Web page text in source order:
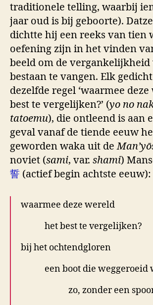
traditionele telling, waarbij
jaar oud is bij geboorte).
dichtte hij een reeks van tien
oefening zijn in het vinden
beeld om de vergankelijkheid
bestaan te vangen. Elk
dezelfde regel ‘waarmee
best te vergelijken?’ (yo no
tatoemu), die ontleend is aan
geval vanaf de tiende eeuw
geworden waka uit de
noviet (sami, var. shami)
誓 (actief begin achtste eeuw):
waarmee deze wereld
het best te vergelijken?
bij het ochtendgloren
een boot die weggeroeid
zo, zonder een spoor